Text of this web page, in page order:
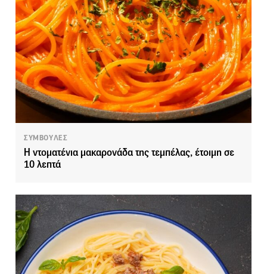
ΣΥΜΒΟΥΛΕΣ
Η ντοματένια μακαρονάδα της τεμπέλας, έτοιμη σε
10 λεπτά